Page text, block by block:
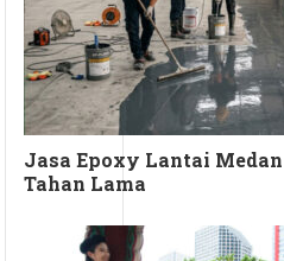
Jasa Epoxy Lantai
Tahan Lama